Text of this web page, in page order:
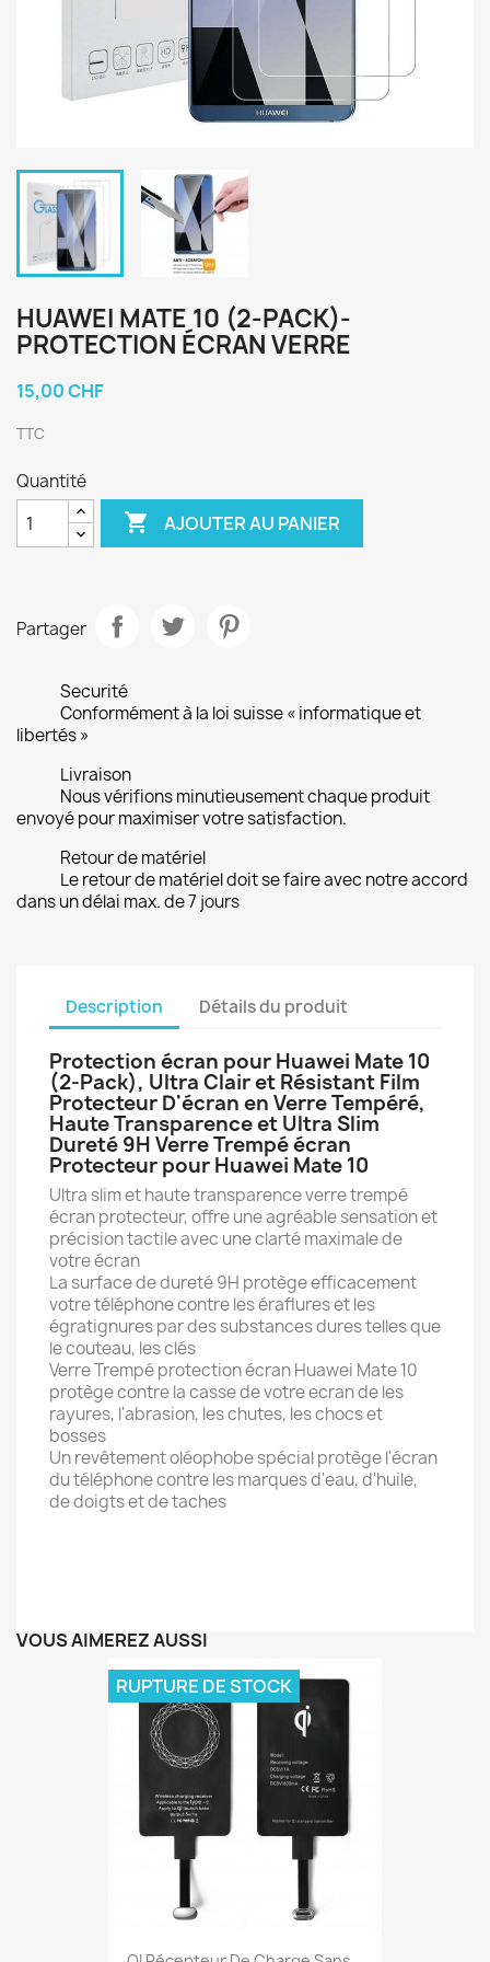
HUAWEI MATE 10 (2-PACK)-
PROTECTION ÉCRAN VERRE
15,00 CHF
TTC
Quantité
 AJOUTER AU PANIER
Partager
Securité
Conformément à la loi suisse « informatique et
libertés »
Livraison
Nous vérifions minutieusement chaque produit
envoyé pour maximiser votre satisfaction.
Retour de matériel
Le retour de matériel doit se faire avec notre accord
dans un délai max. de 7 jours
Description Détails du produit
Protection écran pour Huawei Mate 10
(2-Pack), Ultra Clair et Résistant Film
Protecteur D'écran en Verre Tempéré,
Haute Transparence et Ultra Slim
Dureté 9H Verre Trempé écran
Protecteur pour Huawei Mate 10
Ultra slim et haute transparence verre trempé
écran protecteur, offre une agréable sensation et
précision tactile avec une clarté maximale de
votre écran
La surface de dureté 9H protège efficacement
votre téléphone contre les éraflures et les
égratignures par des substances dures telles que
le couteau, les clés
Verre Trempé protection écran Huawei Mate 10
protège contre la casse de votre ecran de les
rayures, l'abrasion, les chutes, les chocs et
bosses
Un revêtement oléophobe spécial protège l'écran
du téléphone contre les marques d'eau, d'huile,
de doigts et de taches
VOUS AIMEREZ AUSSI
RUPTURE DE STOCK